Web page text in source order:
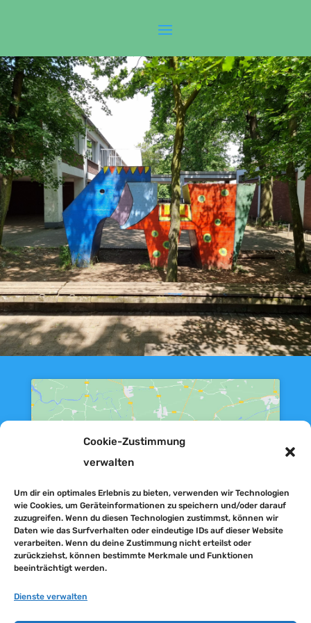
Cookie-Zustimmung
verwalten
Um dir ein optimales Erlebnis zu bieten, verwenden wir Technologien
wie Cookies, um Geräteinformationen zu speichern und/oder darauf
zuzugreifen. Wenn du diesen Technologien zustimmst, können wir
Daten wie das Surfverhalten oder eindeutige IDs auf dieser Website
verarbeiten. Wenn du deine Zustimmung nicht erteilst oder
zurückziehst, können bestimmte Merkmale und Funktionen
beeinträchtigt werden.
Dienste verwalten
Klicke auf "Ich stimme zu", um Google
maps zu aktivieren
Ich stimme zu